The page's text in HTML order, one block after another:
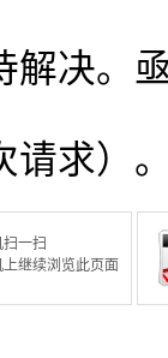
决。
求）
一扫
继续浏览此页面